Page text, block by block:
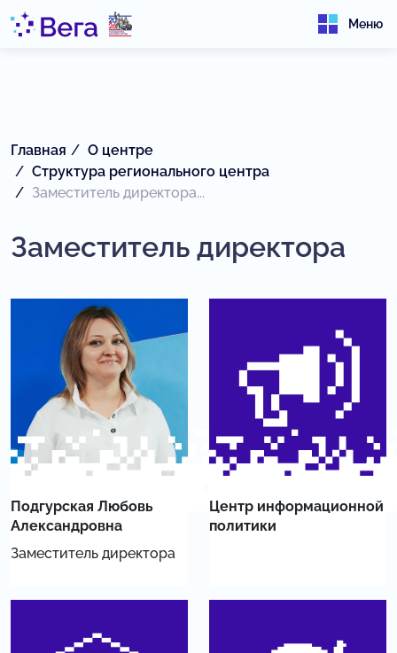
Меню
Главная
О центре
Структура регионального центра
Заместитель директора...
Заместитель директора
Подгурская Любовь
Александровна
Заместитель директора
Центр информационной
политики